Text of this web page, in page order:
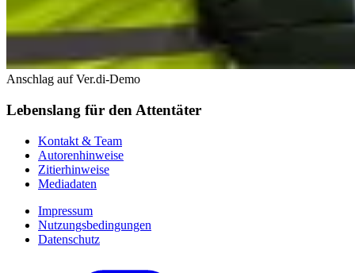
Anschlag auf Ver.di-Demo
Lebenslang für den Attentäter
Kontakt & Team
Autorenhinweise
Zitierhinweise
Mediadaten
Impressum
Nutzungsbedingungen
Datenschutz